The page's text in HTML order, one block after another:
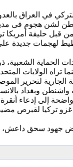
لشن هجوم فى
لهجمات جديدة
الشعبية،
واشنطن وبغداد
تركيا لقبرص
جهود سحق